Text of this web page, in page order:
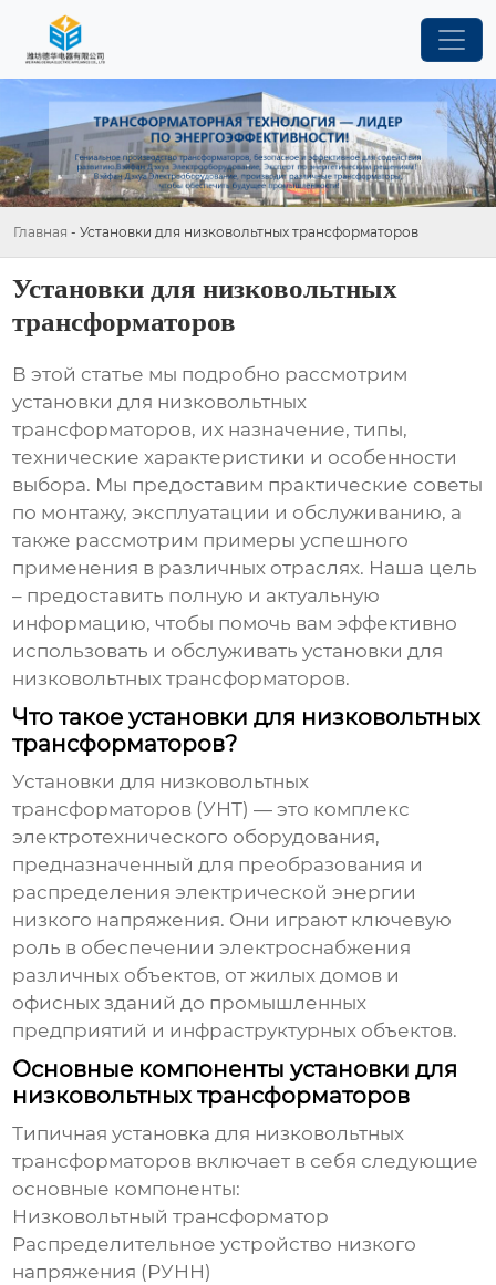
Главная - Установки для низковольтных трансформаторов
Установки для низковольтных
трансформаторов
В этой статье мы подробно рассмотрим
установки для низковольтных
трансформаторов, их назначение, типы,
технические характеристики и особенности
выбора. Мы предоставим практические советы
по монтажу, эксплуатации и обслуживанию, а
также рассмотрим примеры успешного
применения в различных отраслях. Наша цель
– предоставить полную и актуальную
информацию, чтобы помочь вам эффективно
использовать и обслуживатьустановки для
низковольтных трансформаторов.
Что такое установки для низковольтных
трансформаторов?
Установки для низковольтных
трансформаторов (УНТ) — это комплекс
электротехнического оборудования,
предназначенный для преобразования и
распределения электрической энергии
низкого напряжения. Они играют ключевую
роль в обеспечении электроснабжения
различных объектов, от жилых домов и
офисных зданий до промышленных
предприятий и инфраструктурных объектов.
Основные компоненты установки для
низковольтных трансформаторов
Типичнаяустановка для низковольтных
трансформаторов включает в себя следующие
основные компоненты:
Низковольтный трансформатор
Распределительное устройство низкого
напряжения (РУНН)